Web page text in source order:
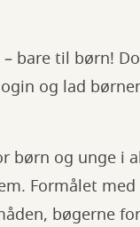
bare til børn!
og lad
børn og unge i
Formålet
bøgerne